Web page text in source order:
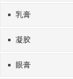
乳膏
凝胶
眼膏